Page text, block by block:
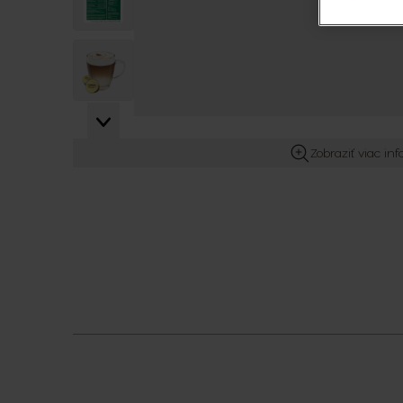
View larger image
Zobraziť viac